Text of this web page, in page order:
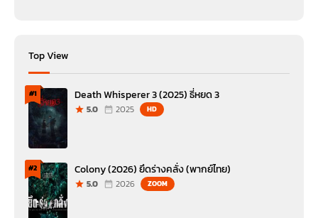
Top View
#1 Death Whisperer 3 (2025) ธี่หยด 3
5.0 2025 HD
#2 Colony (2026) ยึดร่างคลั่ง (พากย์ไทย)
5.0 2026 ZOOM